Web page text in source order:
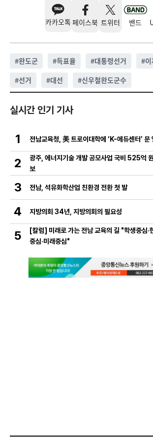
카카오톡 페이스북 트위터 밴드
#완도군 #득표율 #대통령선거 #
#선거 #대선 #신우철완도군수
실시간 인기 기사
1 전남교육청, 美 트로이대학에 ‘K-에듀센터’ 문
2
광주, 에너지기술 개발 공모사업 국비 525억
보
3 전남, 석유화학산업 친환경 전환 첫 발
4 지방의회 34년, 지방의회의 필요성
5
[칼럼] 미래로 가는 전남 교육의 길 "학생중심·
중심·미래중심"